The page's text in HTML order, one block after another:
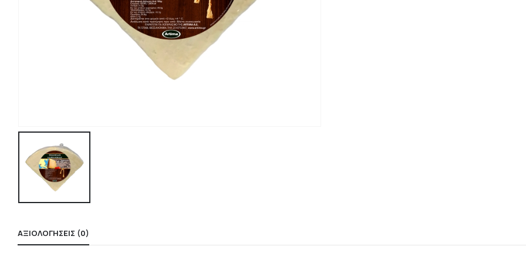
ΑΞΙΟΛΟΓΉΣΕΙΣ (0)